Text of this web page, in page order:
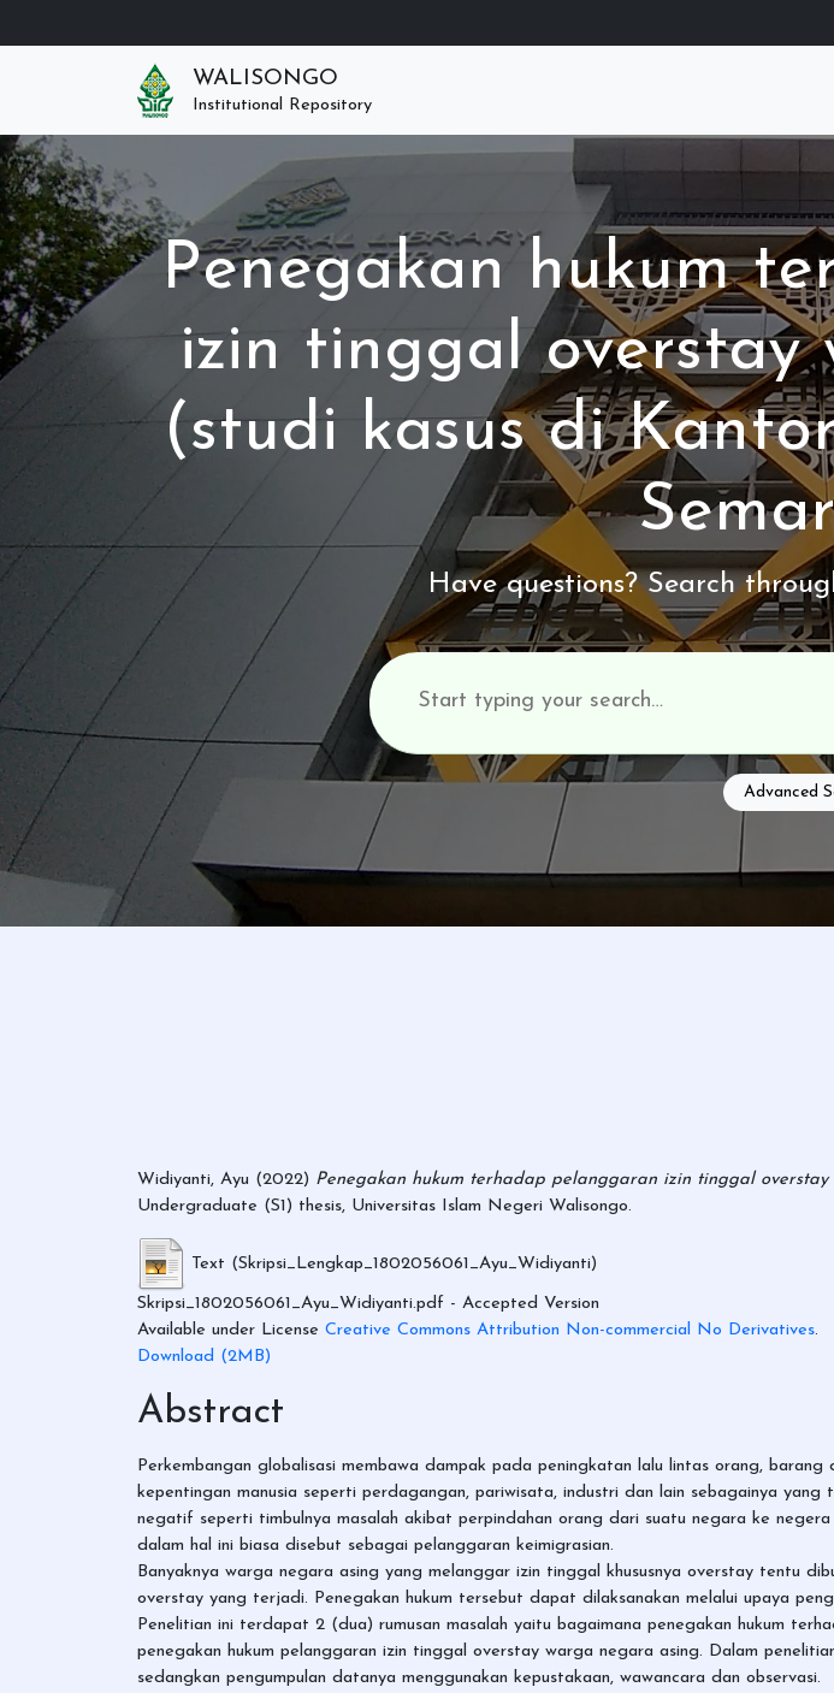
WALISONGO
Institutional Repository
Penegakan hukum
izin tinggal overstay
(studi kasus di
Have questions? Search
Advanced
Widiyanti, Ayu (2022) Penegakan hukum terhadap pelanggaran izin tinggal
Undergraduate (S1) thesis, Universitas Islam Negeri Walisongo.
Text (Skripsi_Lengkap_1802056061_Ayu_Widiyanti)
Skripsi_1802056061_Ayu_Widiyanti.pdf - Accepted Version
Available under License Creative Commons Attribution Non-commercial No Derivatives.
Download (2MB)
Abstract
Perkembangan globalisasi membawa dampak pada peningkatan lalu lintas orang,
kepentingan manusia seperti perdagangan, pariwisata, industri dan lain sebagainya
negatif seperti timbulnya masalah akibat perpindahan orang dari suatu negara ke
dalam hal ini biasa disebut sebagai pelanggaran keimigrasian.
Banyaknya warga negara asing yang melanggar izin tinggal khususnya overstay tentu
overstay yang terjadi. Penegakan hukum tersebut dapat dilaksanakan melalui upaya
Penelitian ini terdapat 2 (dua) rumusan masalah yaitu bagaimana penegakan hukum
penegakan hukum pelanggaran izin tinggal overstay warga negara asing. Dalam
sedangkan pengumpulan datanya menggunakan kepustakaan, wawancara dan observasi.